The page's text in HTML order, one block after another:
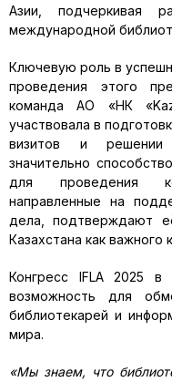
Азии, подчеркивая
международной
Ключевую роль в
проведения этого
команда АО «НК
участвовала в
визитов и решении
значительно
для проведения
направленные на
дела, подтверждают
Казахстана как важного
Конгресс IFLA 2025 в
возможность для
библиотекарей и
мира.
«Мы знаем, что